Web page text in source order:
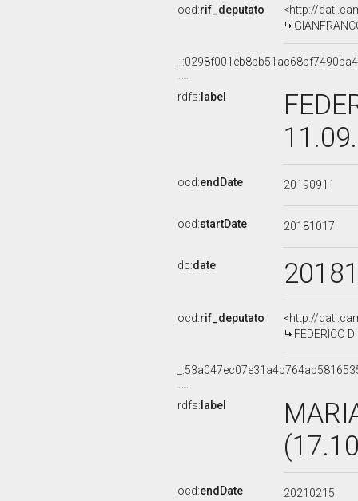
ocd:rif_deputato
<http://
rdfs: label
ocd:endDate 20190911
ocd:startDate 20181017
dc:date
ocd:rif_deputato
<http://
FEDERICO
rdfs: label
ocd:endDate 20210215